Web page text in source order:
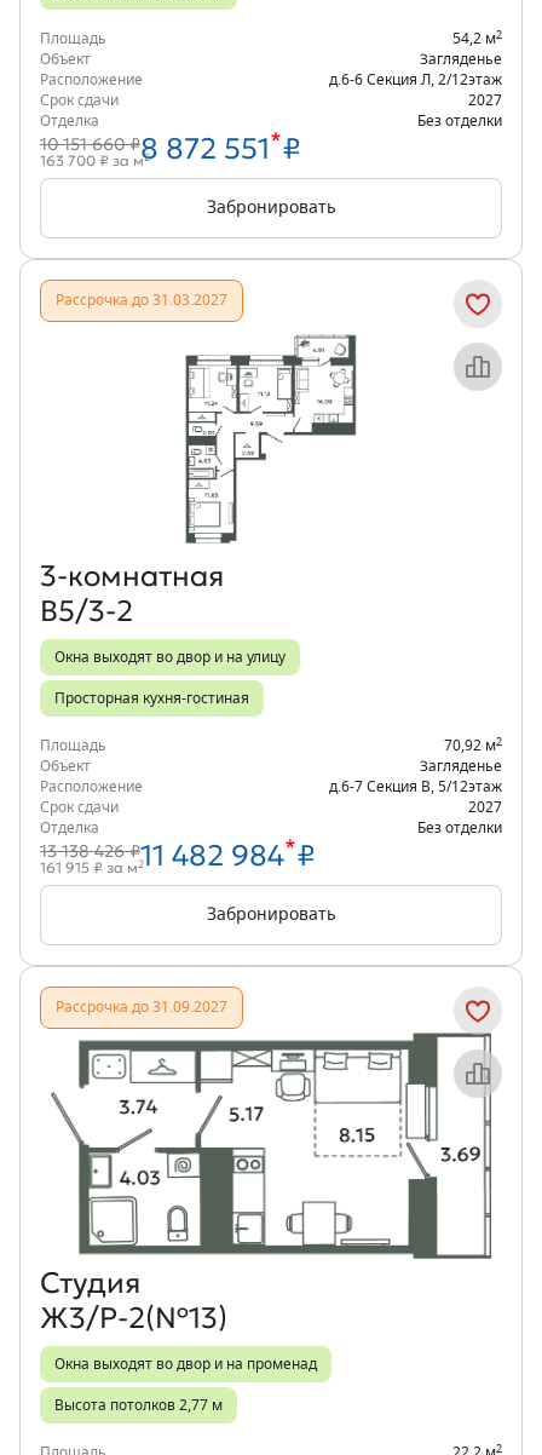
Площадь 54,2 м2
Объект
Загляденье
Расположение
д.6-6 Секция Л 2/12этаж
Срок сдачи
2027
Отделка
Без отделки
10 151 660 ₽8 872 551*₽
163 700 ₽ за м2
Забронировать
Рассрочка до 31.03.2027
Объект месяца
3‑комнатная
В5/3-2
Окна выходят во двор и на улицу
Просторная кухня-гостиная
Площадь 70,92 м2
Объект
Загляденье
Расположение
д.6-7 Секция В 5/12этаж
Срок сдачи
2027
Отделка
Без отделки
13 138 426 ₽11 482 984*₽
161 915 ₽ за м2
Забронировать
Рассрочка до 31.09.2027
Объект месяца
Студия
Ж3/Р-2(№13)
Окна выходят во двор и на променад
Высота потолков 2,77 м
2